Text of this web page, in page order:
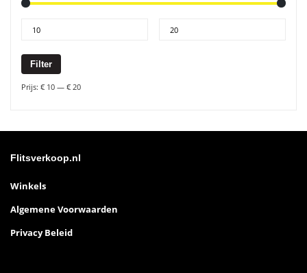
Filter
Prijs: € 10 — € 20
Flitsverkoop.nl
Winkels
Algemene Voorwaarden
Privacy Beleid